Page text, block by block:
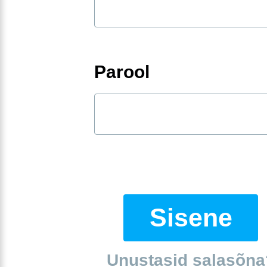
Parool
Sisene
Unustasid